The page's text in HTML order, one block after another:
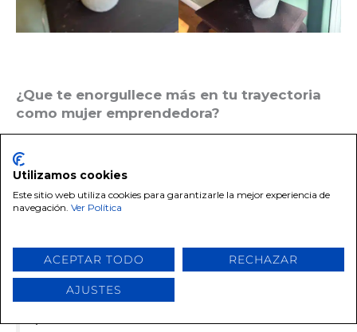
¿Que te enorgullece más en tu trayectoria
como mujer emprendedora?
Hay muchas cosas que me
enorgullecen en todo este tiempo
desde que nació De Tiza pero podría
en el estómago me hace sentir es
que mi proyecto ayuda a otras
mujeres que, al igual que estaba yo
cuando cree todo esto, lo están
Utilizamos cookies
Este sitio web utiliza cookies para garantizarle la mejor experiencia de
navegación. Ver Política
ACEPTAR TODO RECHAZAR
AJUSTES